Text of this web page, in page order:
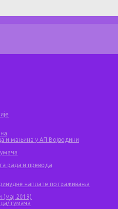
и мањина у АП Војводини
рада и превода
наплате потраживања
(мај 2019)
тумача